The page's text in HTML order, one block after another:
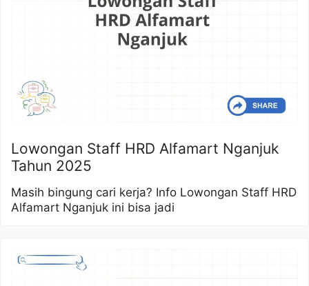
Lowongan Staff HRD Alfamart Nganjuk
Tahun 2025
Masih bingung cari kerja? Info Lowongan Staff HRD
Alfamart Nganjuk ini bisa jadi